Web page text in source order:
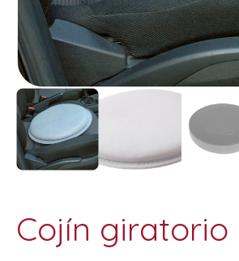
Cojín giratorio